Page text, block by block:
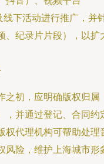
线下活动进行推广，并
、纪录片片段），以扩
之初，应明确版权归属
，并通过登记、合同约
权代理机构可帮助处理
风险，维护上海城市形